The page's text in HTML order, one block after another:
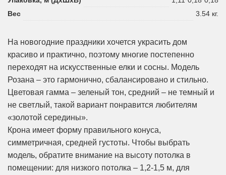
Вес
3.54 кг.
На новогодние праздники хочется украсить дом
красиво и практично, поэтому многие постепенно
переходят на искусственные елки и сосны. Модель
Розана – это гармонично, сбалансировано и стильно.
Цветовая гамма – зеленый тон, средний – не темный и
не светлый, такой вариант понравится любителям
«золотой середины».
Крона имеет форму правильного конуса,
симметричная, средней густоты. Чтобы выбрать
модель, обратите внимание на высоту потолка в
помещении: для низкого потолка – 1,2-1,5 м, для